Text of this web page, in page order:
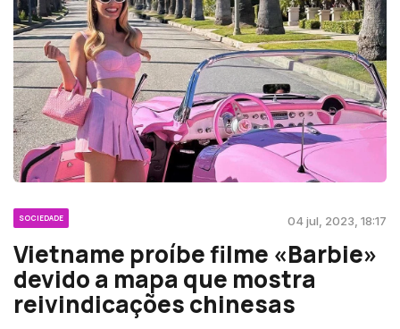
SOCIEDADE 04 jul, 2023, 18:17
Vietname proíbe filme «Barbie»
devido a mapa que mostra
reivindicações chinesas